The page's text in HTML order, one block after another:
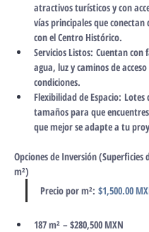
atractivos turísticos y con
vías principales que
con el Centro Histórico.
Servicios Listos: Cuentan con
agua, luz y caminos de
condiciones.
Flexibilidad de Espacio: Lotes
tamaños para que
que mejor se adapte a tu
Opciones de Inversión (Superficies
m²)
Precio por m²: $1,500.00
187 m² – $280,500 MXN